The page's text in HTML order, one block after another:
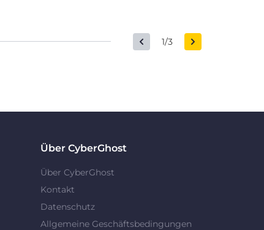
1/3
Über CyberGhost
Über CyberGhost
Kontakt
Datenschutz
Allgemeine Geschäftsbedingungen